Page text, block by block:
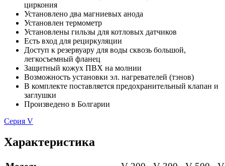
циркония
Установлено два магниевых анода
Установлен термометр
Установлены гильзы для котловых датчиков
Есть вход для рециркуляции
Доступ к резервуару для воды сквозь большой,
легкосъемный фланец
Защитный кожух ПВХ на молнии
Возможность установки эл. нагревателей (тэнов)
В комплекте поставляется предохранительный клапан и
заглушки
Произведено в Болгарии
Серия V
Характеристика